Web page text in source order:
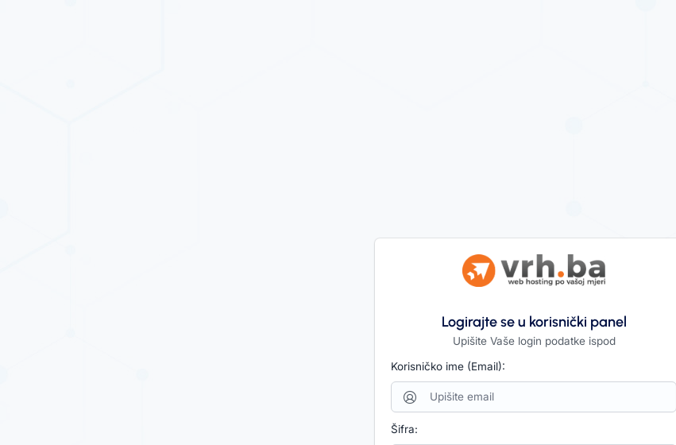
Logirajte se u korisnički panel
Upišite Vaše login podatke ispod
Korisničko ime (Email):
Šifra: